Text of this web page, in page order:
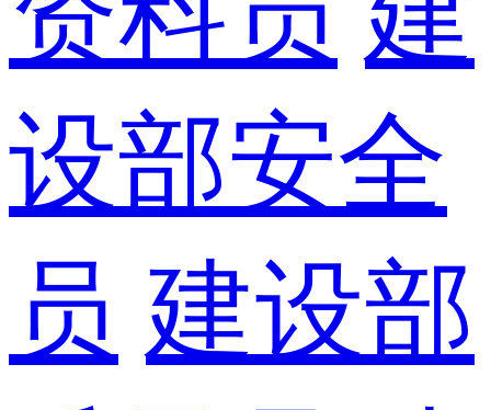
设部安全
员 建设部